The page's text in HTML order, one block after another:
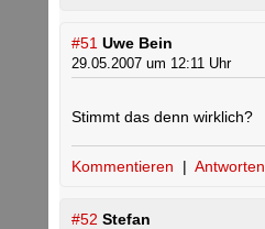
#51 Uwe Bein
29.05.2007 um 12:11 Uhr
Stimmt das denn wirklich?
Kommentieren | Antworten
#52 Stefan